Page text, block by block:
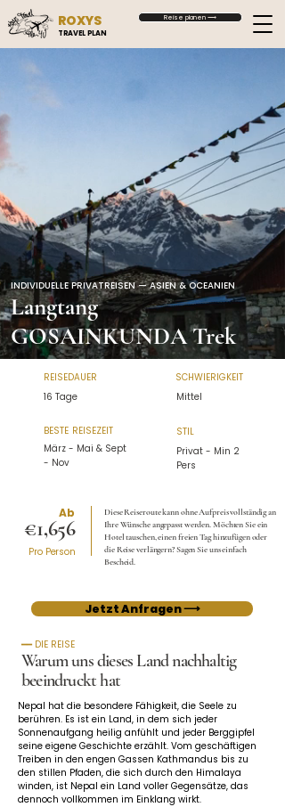
ROXYS
TRAVEL PLAN
Reise planen ⟶
INDIVIDUELLE PRIVATREISEN — ASIEN & OCEANIEN
Langtang
GOSAINKUNDA Trek
REISEDAUER
16 Tage
SCHWIERIGKEIT
Mittel
BESTE REISEZEIT
März - Mai & Sept
- Nov
STIL
Privat - Min 2
Pers
€1,656
Ab
Pro Person
Diese Reiseroute kann ohne Aufpreis vollständig an
Ihre Wünsche angepasst werden. Möchten Sie ein
Hotel tauschen, einen freien Tag hinzufügen oder
die Reise verlängern? Sagen Sie uns einfach
Bescheid.
Jetzt Anfragen ⟶
━━ DIE REISE
Warum uns dieses Land nachhaltig
beeindruckt hat
Nepal hat die besondere Fähigkeit, die Seele zu
berühren. Es ist ein Land, in dem sich jeder
Sonnenaufgang heilig anfühlt und jeder Berggipfel
seine eigene Geschichte erzählt. Vom geschäftigen
Treiben in den engen Gassen Kathmandus bis zu
den stillen Pfaden, die sich durch den Himalaya
winden, ist Nepal ein Land voller Gegensätze, das
dennoch vollkommen im Einklang wirkt.